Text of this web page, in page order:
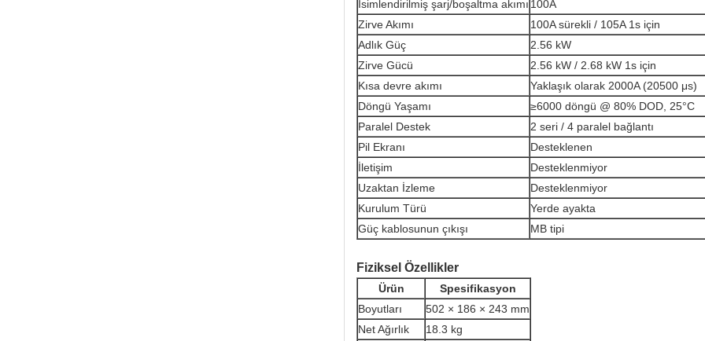
İsimlendirilmiş şarj/boşaltma akımı 100A
Zirve Akımı
100A sürekli / 105A 1s için
Adlık Güç
2.56 kW
Zirve Gücü
2.56 kW / 2.68 kW 1s için
Kısa devre akımı
Yaklaşık olarak 2000A (20500 μs)
Döngü Yaşamı
≥6000 döngü @ 80% DOD, 25°C
Paralel Destek
2 seri / 4 paralel bağlantı
Pil Ekranı
Desteklenen
İletişim
Desteklenmiyor
Uzaktan İzleme
Desteklenmiyor
Kurulum Türü
Yerde ayakta
Güç kablosunun çıkışı
MB tipi
Fiziksel Özellikler
Ürün
Spesifikasyon
Boyutları
502 × 186 × 243 mm
Net Ağırlık
18.3 kg